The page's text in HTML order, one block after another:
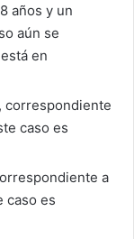
años y un
aún se
en
, correspondiente
caso es
a
caso es